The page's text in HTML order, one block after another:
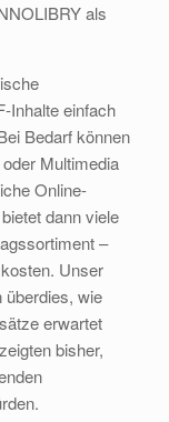
als
Inhalte einfach
Bedarf können
Multimedia
Online-
dann viele
–
Unser
überdies, wie
erwartet
bisher,